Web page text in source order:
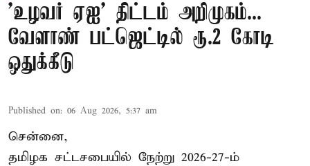
'உழவர் ஏஐ' திட்டம் அறிமுகம்...
வேளாண் பட்ஜெட்டில் ரூ.2 கோடி
ஒதுக்கீடு
Published on: 06 Aug 2026, 5:37 am
சென்னை,
தமிழக சட்டசபையில் நேற்று 2026-27-ம்